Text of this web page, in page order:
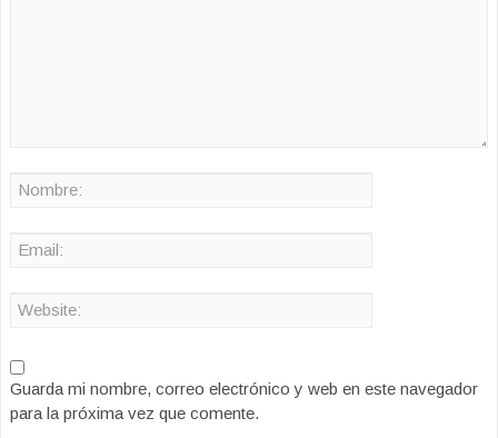
Guarda mi nombre, correo electrónico y web en este navegador
para la próxima vez que comente.